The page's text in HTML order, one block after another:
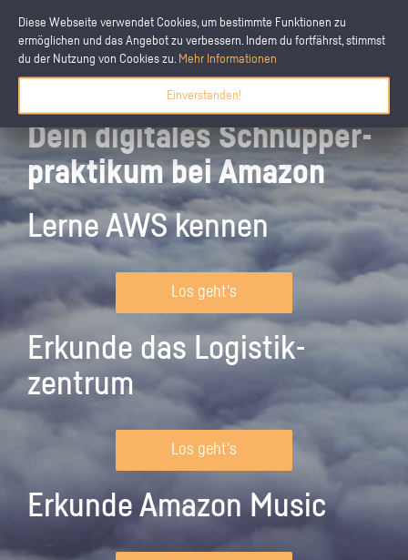
Diese Webseite verwendet Cookies, um bestimmte Funktionen zu
ermöglichen und das Angebot zu verbessern. Indem du fortfährst, stimmst
du der Nutzung von Cookies zu. Mehr Informationen
Einverstanden!
Dein digitales Schnupper­
praktikum bei Amazon
Lerne AWS kennen
Los geht's
Erkunde das Logistik­
zentrum
Los geht's
Erkunde Amazon Music